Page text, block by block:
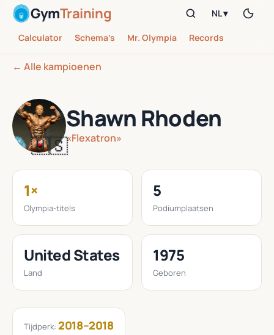
GymTraining
Calculator Schema’s Mr. Olympia Records
NL ▾
← Alle kampioenen
🇺🇸
Shawn Rhoden
«Flexatron»
1×
Olympia-titels
5
Podiumplaatsen
United States
Land
1975
Geboren
Tijdperk: 2018–2018